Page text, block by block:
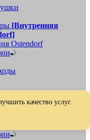
[Внутренняя
Ostendorf
обратные клапаны
[Наружная
качество услуг.